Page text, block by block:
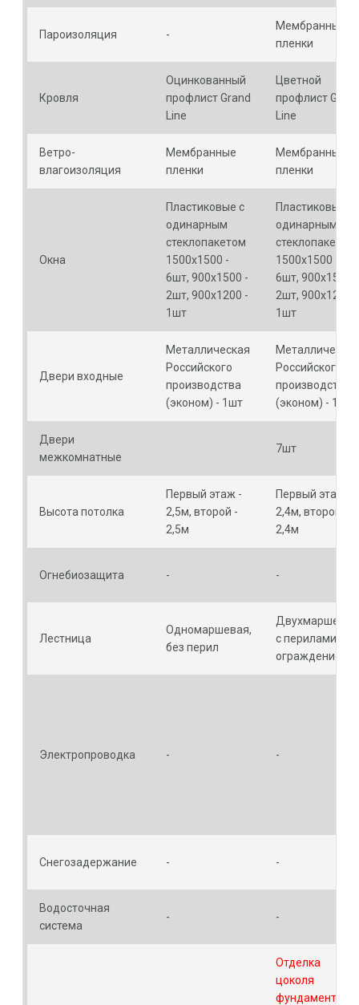
Пароизоляция -
Мембранные
пленки
Кровля
Оцинкованный
профлист Grand
Line
Цветной
профлист
Line
Ветро-
влагоизоляция
Мембранные
пленки
Мембранные
пленки
Окна
Пластиковые с
одинарным
стеклопакетом
1500х1500 -
6шт, 900х1500 -
2шт, 900х1200 -
1шт
Пластиковые с
одинарным
стеклопакетом
1500х1500 -
6шт, 900х1500 -
2шт, 900х1200 -
1шт
Двери входные
Металлическая
Российского
производства
(эконом) - 1шт
Металлическая
Российского
производства
(эконом) - 1шт
Двери
межкомнатные
7шт
Высота потолка
Первый этаж -
2,5м, второй -
2,5м
Первый этаж -
2,4м, второй -
2,4м
Огнебиозащита - -
Лестница
Одномаршевая,
без перил
с перилами и
ограждением.
Электропроводка - -
Снегозадержание - -
Водосточная
система
- -
Отделка
цоколя
фундамента